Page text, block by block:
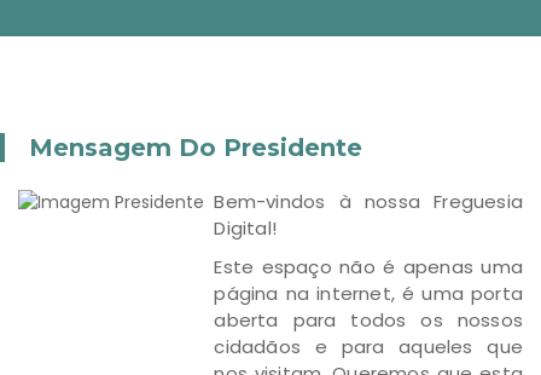
Mensagem Do Presidente
Bem-vindos à nossa Freguesia
Digital!
Este espaço não é apenas uma
página na internet, é uma porta
aberta para todos os nossos
cidadãos e para aqueles que